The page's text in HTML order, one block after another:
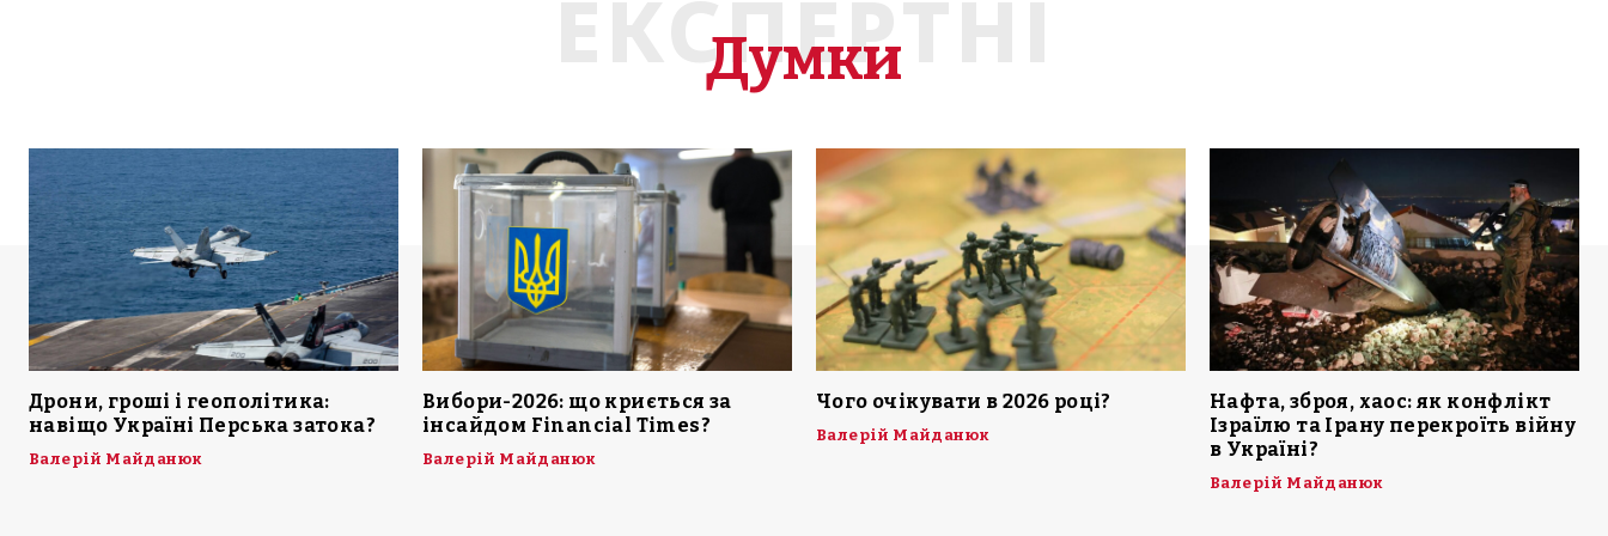
ЕКСПЕРТНІ
Думки
Дрони, гроші і геополітика:
навіщо Україні Перська затока?
Валерій Майданюк
Вибори-2026: що криється за
інсайдом Financial Times?
Валерій Майданюк
Чого очікувати в 2026 році?
Валерій Майданюк
Нафта, зброя, хаос: як конфлікт
Ізраїлю та Ірану перекроїть війну
в Україні?
Валерій Майданюк